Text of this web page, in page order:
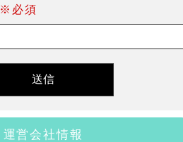
※必須
運営会社情報